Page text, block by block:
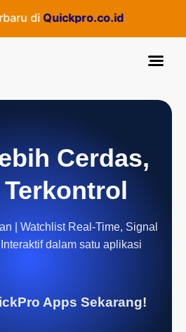
di Quickpro.co.id
Cerdas,
| Watchlist Real-Time, Signal
dalam satu aplikasi
Apps Sekarang!